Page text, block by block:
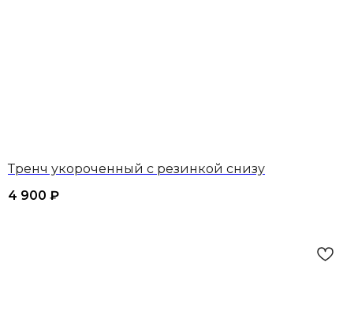
Тренч укороченный с резинкой снизу
4 900 ₽